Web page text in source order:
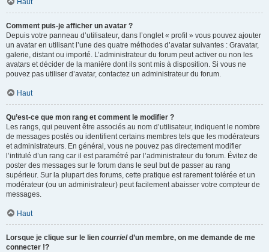
Haut
Comment puis-je afficher un avatar ?
Depuis votre panneau d’utilisateur, dans l’onglet « profil » vous pouvez ajouter
un avatar en utilisant l’une des quatre méthodes d’avatar suivantes : Gravatar,
galerie, distant ou importé. L’administrateur du forum peut activer ou non les
avatars et décider de la manière dont ils sont mis à disposition. Si vous ne
pouvez pas utiliser d’avatar, contactez un administrateur du forum.
Haut
Qu’est-ce que mon rang et comment le modifier ?
Les rangs, qui peuvent être associés au nom d’utilisateur, indiquent le nombre
de messages postés ou identifient certains membres tels que les modérateurs
et administrateurs. En général, vous ne pouvez pas directement modifier
l’intitulé d’un rang car il est paramétré par l’administrateur du forum. Évitez de
poster des messages sur le forum dans le seul but de passer au rang
supérieur. Sur la plupart des forums, cette pratique est rarement tolérée et un
modérateur (ou un administrateur) peut facilement abaisser votre compteur de
messages.
Haut
Lorsque je clique sur le lien courrield’un membre, on me demande de me
connecter !?